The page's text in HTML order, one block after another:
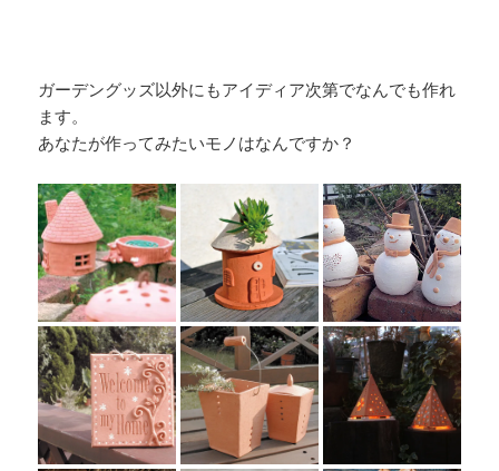
ガーデングッズ以外にもアイディア次第でなんでも作れ
ます。
あなたが作ってみたいモノはなんですか？